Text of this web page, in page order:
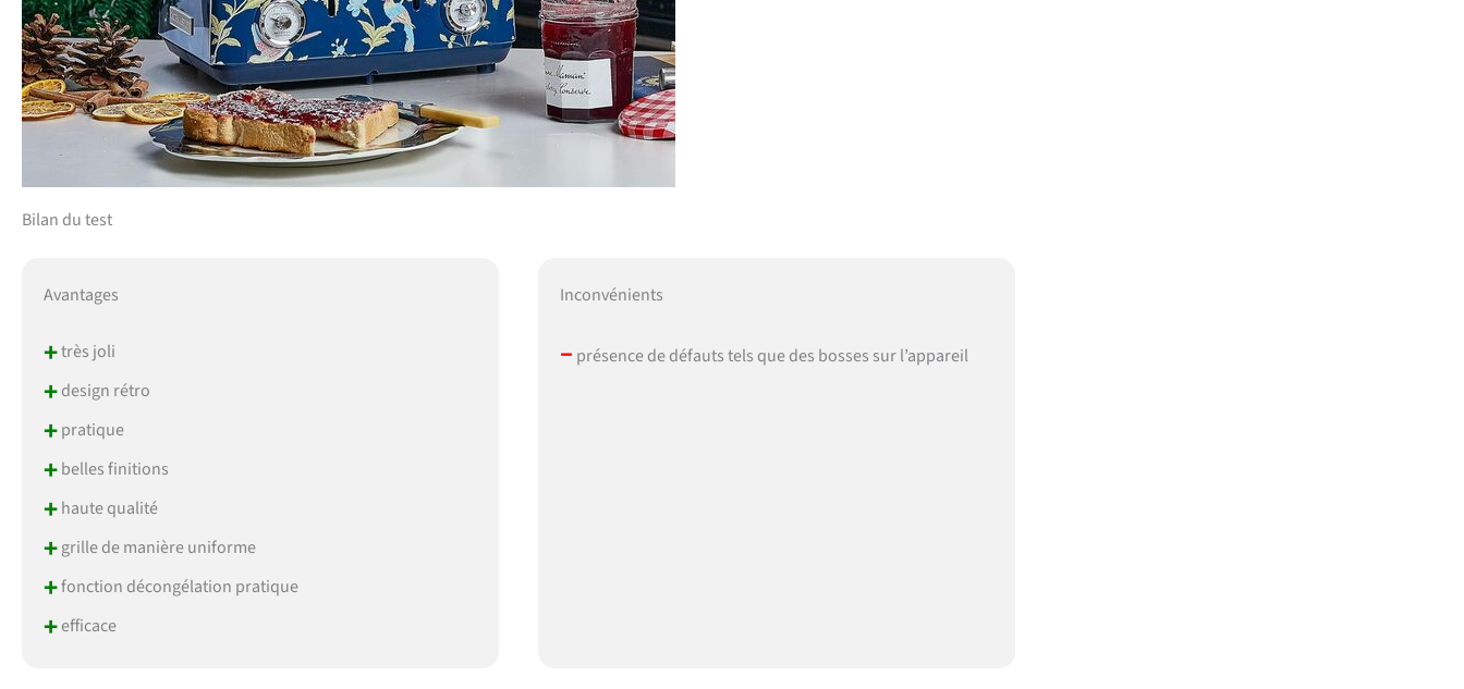
Bilan du test
Avantages
+très joli
+design rétro
+pratique
+belles finitions
+haute qualité
+grille de manière uniforme
+fonction décongélation pratique
+efficace
Inconvénients
– présence de défauts tels que des bosses sur l’appareil